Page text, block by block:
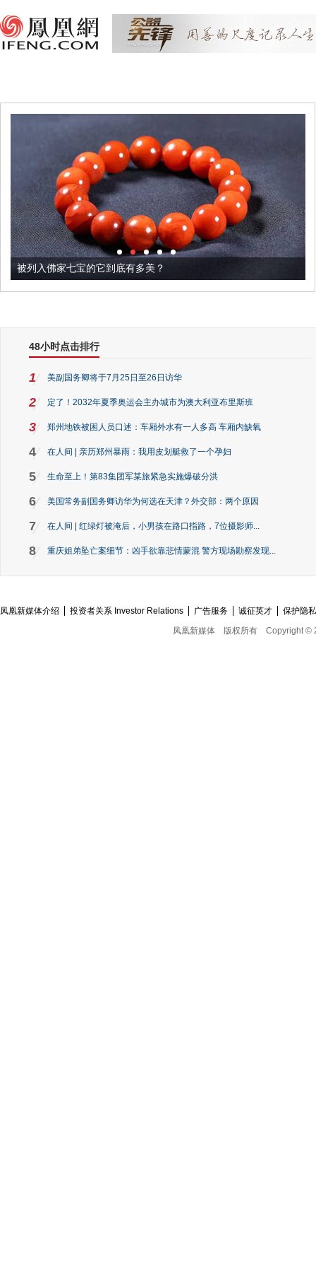
被列入佛家七宝的它到底有多美？
48小时点击排行
1 美副国务卿将于7月25日至26日访华
2 定了！2032年夏季奥运会主办城市为澳大利亚布里斯班
3 郑州地铁被困人员口述：车厢外水有一人多高 车厢内缺氧
4 在人间 | 亲历郑州暴雨：我用皮划艇救了一个孕妇
5 生命至上！第83集团军某旅紧急实施爆破分洪
6 美国常务副国务卿访华为何选在天津？外交部：两个原因
7 在人间 | 红绿灯被淹后，小男孩在路口指路，7位摄影师...
8 重庆姐弟坠亡案细节：凶手欲靠悲情蒙混 警方现场勘察发现...
凤凰新媒体介绍 投资者关系 Investor Relations 广告服务 诚征英才
保护隐
凤凰新媒体
版权所有 Copyright ©